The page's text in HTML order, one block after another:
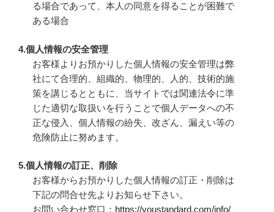
る場合であって、本人の同意を得ることが困難で
ある場合
4.個人情報の安全管理
お客様よりお預かりした個人情報の安全管理は弊
社にて合理的、組織的、物理的、人的、技術的施
策を講じるとともに、当サイトでは関連法令に準
じた適切な取扱いを行うことで個人データへの不
正な侵入、個人情報の紛失、改ざん、漏えい等の
危険防止に努めます。
5.個人情報の訂正、削除
お客様からお預かりした個人情報の訂正・削除は
下記の問合せ先よりお知らせ下さい。
お問い合わせ窓口： https://youstandard.com/info/